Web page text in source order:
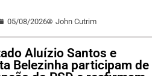
05/08/2026 John Cutrim
Aluízio Santos e
Belezinha participam de